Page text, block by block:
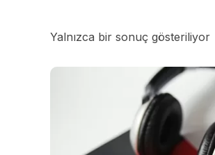
Yalnızca bir sonuç gösteriliyor